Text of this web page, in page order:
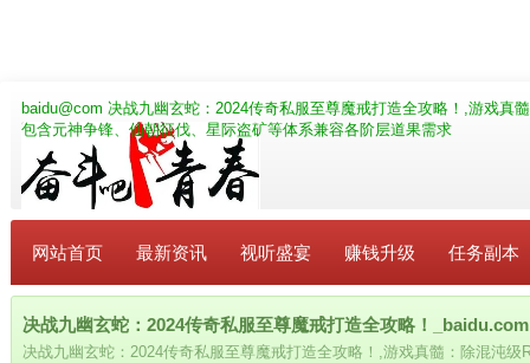
baidu@com 决战九幽玄蛇：2024传奇私服至尊魔戒打造全攻略！,游戏真
包含元神争锋、仙朝征伐、星际盗矿等体系兼容各阶层道果需求
网站首页 最新资讯 视听盛宴 赚钱升级 任务副本
决战九幽玄蛇：2024传奇私服至尊魔戒打造全攻略！_baidu.com
决战九幽玄蛇：2024传奇私服至尊魔戒打造全攻略！,游戏真髓：除混沌